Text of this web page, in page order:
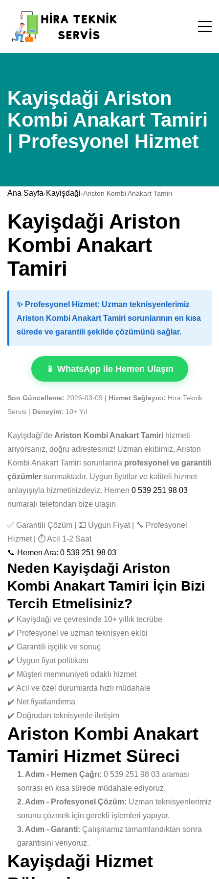
Kayişdaği Ariston
Kombi Anakart Tamiri
| Profesyonel Hizmet
Ana Sayfa›Kayişdaği›Ariston Kombi Anakart Tamiri
Kayişdaği Ariston
Kombi Anakart
Tamiri
✨ Profesyonel Hizmet: Uzman teknisyenlerimiz
Ariston Kombi Anakart Tamiri sorunlarının en kısa
sürede ve garantili şekilde çözümünü sağlar.
📱 WhatsApp ile Hemen Ulaşın
Son Güncelleme: 2026-03-09 | Hizmet Sağlayıcı: Hıra Teknik
Servis |
Deneyim: 10+ Yıl
Kayişdaği'de Ariston Kombi Anakart Tamiri hizmeti
arıyorsanız, doğru adrestesiniz! Uzman ekibimiz, Ariston
Kombi Anakart Tamiri sorunlarına profesyonel ve garantili
çözümler sunmaktadır. Uygun fiyatlar ve kaliteli hizmet
anlayışıyla hizmetinizdeyiz. Hemen 0 539 251 98 03
numaralı telefondan bize ulaşın.
✅ Garantili Çözüm | 💵 Uygun Fiyat | 🔧 Profesyonel
Hizmet | ⏱️ Acil 1-2 Saat
📞 Hemen Ara: 0 539 251 98 03
Neden Kayişdaği Ariston
Kombi Anakart Tamiri İçin Bizi
Tercih Etmelisiniz?
✔️ Kayişdaği ve çevresinde 10+ yıllık tecrübe
✔️ Profesyonel ve uzman teknisyen ekibi
✔️ Garantili işçilik ve sonuç
✔️ Uygun fiyat politikası
✔️ Müşteri memnuniyeti odaklı hizmet
✔️ Acil ve özel durumlarda hızlı müdahale
✔️ Net fiyatlandırma
✔️ Doğrudan teknisyenle iletişim
Ariston Kombi Anakart
Tamiri Hizmet Süreci
1. Adım - Hemen Çağrı: 0 539 251 98 03 araması
sonrası en kısa sürede müdahale ediyoruz.
2. Adım - Profesyonel Çözüm: Uzman teknisyenlerimiz
sorunu çözmek için gerekli işlemleri yapıyor.
3. Adım - Garanti: Çalışmamız tamamlandıktan sonra
garantisini veriyoruz.
Kayişdaği Hizmet